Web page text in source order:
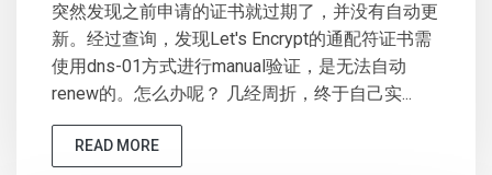
突然发现之前申请的证书就过期了，并没有自动更
新。经过查询，发现Let's Encrypt的通配符证书需
使用dns-01方式进行manual验证，是无法自动
renew的。怎么办呢？ 几经周折，终于自己实...
READ MORE